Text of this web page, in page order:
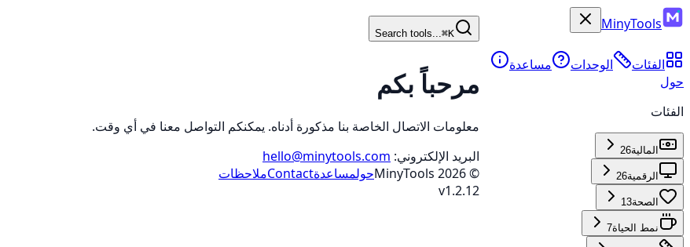
Search tools... ⌘K
مرحباً بكم
معلومات الاتصال الخاصة بنا مذكورة أدناه. يمكنكم التواصل معنا في أي وقت.
البريد الإلكتروني: hello@minytools.com
©
2026 حولمساعدةContactملاحظات
v1.2.12
MinyTools
الفئات الوحدات
مساعدة
حول
الفئات
المالية26
الرقمية26
الصحة13
نمط الحياة7